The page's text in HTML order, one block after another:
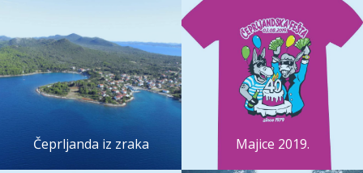
Čeprljanda iz zraka Majice 2019.